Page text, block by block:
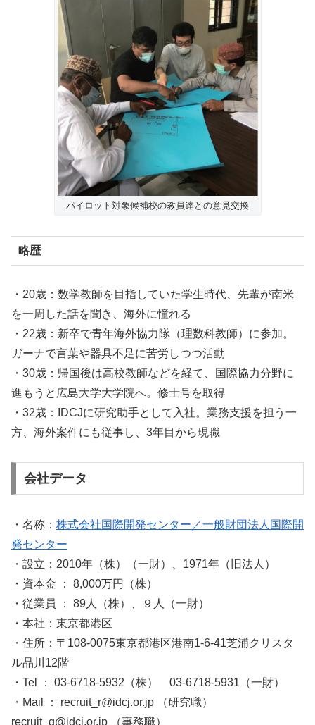
パイロット対象候補校の教員達との意見交換
略歴
・20歳：数学教師を目指していた学生時代、先輩が南米
を一周した話を聞き、海外に憧れる
・22歳：新卒で青年海外協力隊（理数科教師）に参加。
ガーナで言葉や器具不足に苦労しつつ活動
・30歳：帰国後は高校教師などを経て、国際協力分野に
進もうと広島大学大学院へ。修士号を取得
・32歳：IDCJに研究助手として入社。業務支援を担う一
方、海外案件にも従事し、3年目から現職
会社データ
・名称： 株式会社国際開発センター／一般財団法人国際開
発センター
・設立：2010年（株）（一財）、1971年（旧法人）
・資本金 ： 8,000万円（株）
・従業員 ： 89人（株）、９人（一財）
・本社：東京都港区
・住所：〒108-0075東京都港区港南1-6-41芝浦クリスタ
ル品川12階
・Tel ： 03-6718-5932（株） 03-6718-5931（一財）
・Mail ： recruit_r@idcj.or.jp （研究職）
recruit_g@idcj.or.jp （事務職）